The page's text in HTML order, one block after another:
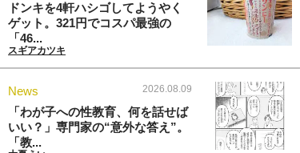
ドンキを4軒ハシゴしてようやく
ゲット。321円でコスパ最強の
「46...
スギアカツキ
News 2026.08.09
「わが子への性教育、何を話せば
いい？」専門家の“意外な答え”。
「教...